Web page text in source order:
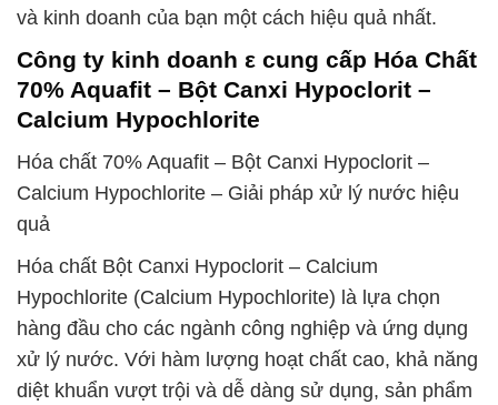
và kinh doanh của bạn một cách hiệu quả nhất.
Công ty kinh doanh ε cung cấp Hóa Chất
70% Aquafit – Bột Canxi Hypoclorit –
Calcium Hypochlorite
Hóa chất 70% Aquafit – Bột Canxi Hypoclorit –
Calcium Hypochlorite – Giải pháp xử lý nước hiệu
quả
Hóa chất Bột Canxi Hypoclorit – Calcium
Hypochlorite (Calcium Hypochlorite) là lựa chọn
hàng đầu cho các ngành công nghiệp và ứng dụng
xử lý nước. Với hàm lượng hoạt chất cao, khả năng
diệt khuẩn vượt trội và dễ dàng sử dụng, sản phẩm